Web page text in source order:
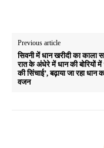
Previous article
सिवनी में धान खरीदी का काला
रात के अंधेरे में धान की बोरियों में
की सिंचाई’, बढ़ाया जा रहा धान
वजन